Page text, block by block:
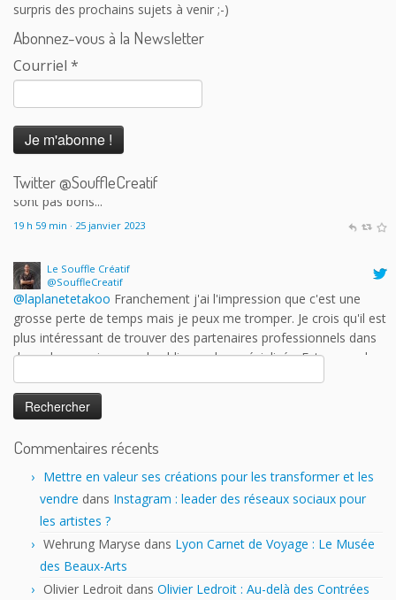
surpris des prochains sujets à venir ;-)
Abonnez-vous à la Newsletter
Courriel *
Twitter @SouffleCreatif
Le Souffle Créatif
@SouffleCreatif
@laplanetetakoo
En fait c'est le principe de payer tout le monde
200 touchent le RSA à Angoulême excusez-moi mais les calculs
sont pas bons...
19 h 59 min · 25 janvier 2023
Le Souffle Créatif
grosse perte de temps mais je peux me tromper. Je crois qu'il est
plus intéressant de trouver des partenaires professionnels dans
des salons moins grand public ou plus spécialisés. Est-ce que les
auteurs y trouvent vraiment leur compte?
17 h 43 min · 25 janvier 2023
Commentaires récents
Mettre en valeur ses créations pour les transformer et les
vendre dans Instagram : leader des réseaux sociaux pour
les artistes ?
Wehrung Maryse dans Lyon Carnet de Voyage : Le Musée
des Beaux-Arts
Olivier Ledroit dans Olivier Ledroit : Au-delà des Contrées